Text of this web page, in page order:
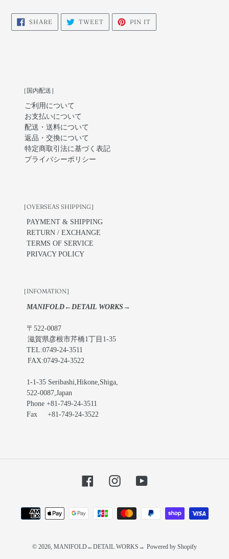
SHARE SHARE
FACEBOOK
TWEETTWEET
TWITTER
PIN IT
PINTEREST
［国内配送］
ご利用について
お支払いについて
配送・送料について
返品・交換について
特定商取引法に基づく表記
プライバシーポリシー
［OVERSEAS SHIPPING］
PAYMENT & SHIPPING
RETURN / EXCHANGE
TERMS OF SERVICE
PRIVACY POLICY
［INFOMATION］
MANIFOLD←DETAIL WORKS→
〒522-0087
滋賀県彦根市芹橋1丁目1-35
TEL:0749-24-3511
FAX:0749-24-3522
1-1-35 Seribashi,Hikone,Shiga,
522-0087,Japan
Phone +81-749-24-3511
Fax +81-749-24-3522
FacebookInstagramYouTube
お
支
© 2026, MANIFOLD←DETAIL WORKS→ Powered by Shopify